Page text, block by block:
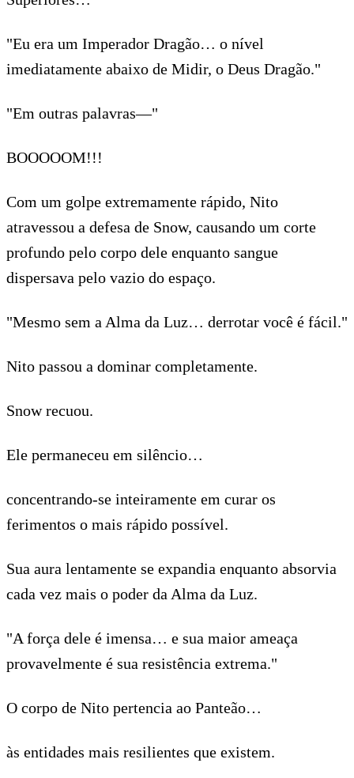
"Eu era um Imperador Dragão… o nível
imediatamente abaixo de Midir, o Deus Dragão."
"Em outras palavras—"
BOOOOOM!!!
Com um golpe extremamente rápido, Nito
atravessou a defesa de Snow, causando um corte
profundo pelo corpo dele enquanto sangue
dispersava pelo vazio do espaço.
"Mesmo sem a Alma da Luz… derrotar você é fácil."
Nito passou a dominar completamente.
Snow recuou.
Ele permaneceu em silêncio…
concentrando-se inteiramente em curar os
ferimentos o mais rápido possível.
Sua aura lentamente se expandia enquanto absorvia
cada vez mais o poder da Alma da Luz.
"A força dele é imensa… e sua maior ameaça
provavelmente é sua resistência extrema."
O corpo de Nito pertencia ao Panteão…
às entidades mais resilientes que existem.